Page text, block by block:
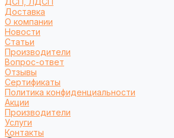
Доставка
О компании
Новости
Статьи
Производители
Вопрос-ответ
Отзывы
Сертификаты
Политика конфиденциальности
Акции
Производители
Услуги
Контакты